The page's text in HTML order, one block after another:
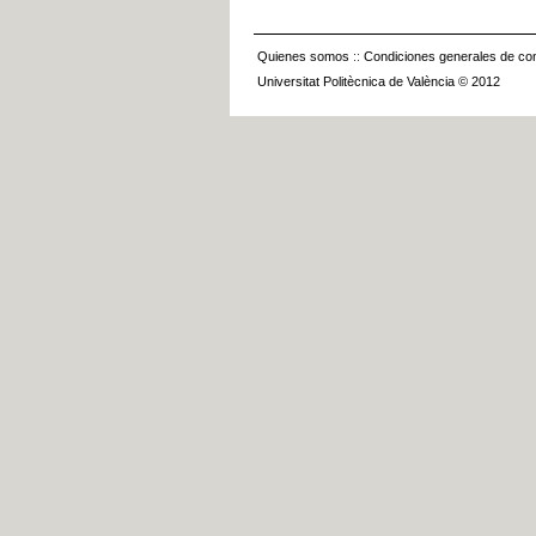
Quienes somos :: Condiciones generales de
Universitat Politècnica de València © 2012